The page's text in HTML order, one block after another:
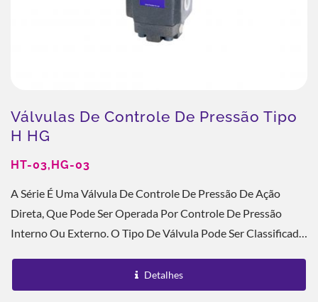
Válvulas De Controle De Pressão Tipo
H HG
HT-03,HG-03
A Série É Uma Válvula De Controle De Pressão De Ação
Direta, Que Pode Ser Operada Por Controle De Pressão
Interno Ou Externo. O Tipo De Válvula Pode Ser Classificado
Detalhes